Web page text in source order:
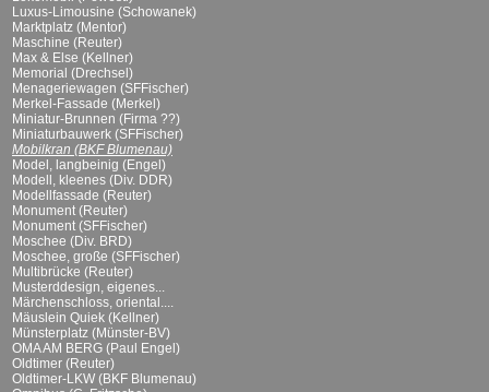
Luxus-Limousine (Schowanek)
Marktplatz (Mentor)
Maschine (Reuter)
Max & Else (Kellner)
Memorial (Drechsel)
Menageriewagen (SFFischer)
Merkel-Fassade (Merkel)
Miniatur-Brunnen (Firma ??)
Miniaturbauwerk (SFFischer)
Mobilkran (BKF Blumenau)
Model, langbeinig (Engel)
Modell, kleenes (Div. DDR)
Modellfassade (Reuter)
Monument (Reuter)
Monument (SFFischer)
Moschee (Div. BRD)
Moschee, große (SFFischer)
Multibrücke (Reuter)
Musterddesign, eigenes...
Märchenschloss, oriental....
Mäuslein Quiek (Kellner)
Münsterplatz (Münster-BV)
OMA AM BERG (Paul Engel)
Oldtimer (Reuter)
Oldtimer-LKW (BKF Blumenau)